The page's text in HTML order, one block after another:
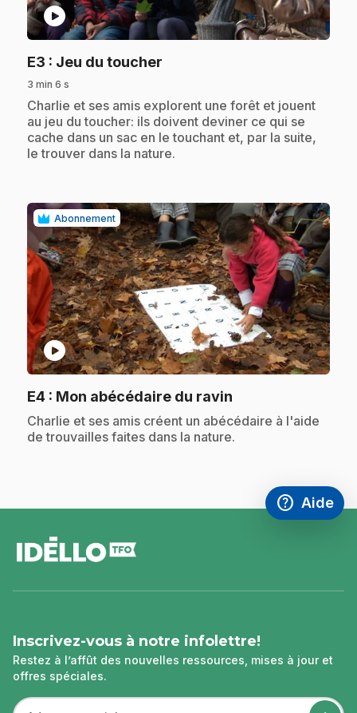
play_circle
E3 : Jeu du toucher
3 min 6 s
.Charlie et ses amis explorent une forêt et jouent
au jeu du toucher: ils doivent deviner ce qui se
cache dans un sac en le touchant et, par la suite,
le trouver dans la nature.
Abonnement
play_circle
E4 : Mon abécédaire du ravin
.Charlie et ses amis créent un abécédaire à l'aide
de trouvailles faites dans la nature.
help
Accéder à
Aide
,Ce lien
de
page
Inscrivez-vous à notre infolettre!
Restez à l’affût des nouvelles ressources, mises à jour et
offres spéciales.